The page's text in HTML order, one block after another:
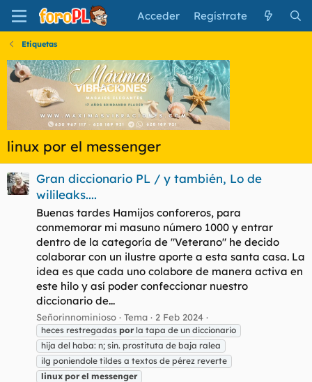
Acceder Regístrate
Etiquetas
linux por el messenger
Gran diccionario PL / y también, Lo de
wilileaks....
Buenas tardes Hamijos conforeros, para
conmemorar mi masuno número 1000 y entrar
dentro de la categoría de "Veterano" he decido
colaborar con un ilustre aporte a esta santa casa. La
idea es que cada uno colabore de manera activa en
este hilo y así poder confeccionar nuestro
diccionario de...
Señorinnominioso Tema 2 Feb 2024
heces restregadas por la tapa de un diccionario
hija del haba: n; sin. prostituta de baja ralea
ilg poniendole tildes a textos de pérez reverte
linux por el messenger